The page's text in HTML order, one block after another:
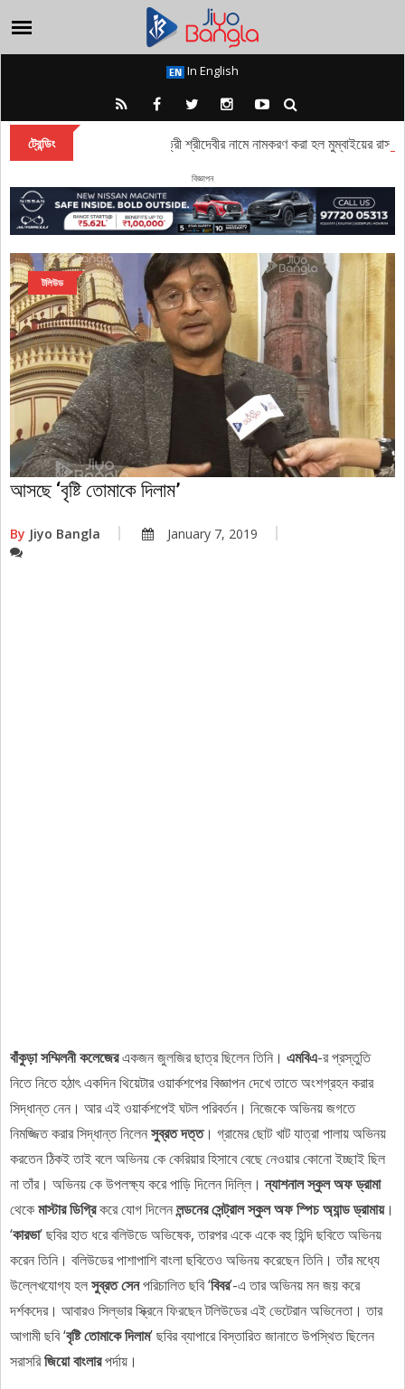
In English
ট্রেন্ডিং
প্রয়াত বলিউড অভিনেত্রী শ্রীদেবীর নামে নামকরণ করা হল মুম্বাইয়ের রাস্তা
বিজ্ঞাপন
টলিউড
আসছে ‘বৃষ্টি তোমাকে দিলাম’
By Jiyo Bangla January 7, 2019
বাঁকুড়া সম্মিলনী কলেজেরএকজন জুলজির ছাত্র ছিলেন তিনি। এমবিএ-র প্রস্তুতি
নিতে নিতে হঠাৎ একদিন থিয়েটার ওয়ার্কশপের বিজ্ঞাপন দেখে তাতে অংশগ্রহন করার
সিদ্ধান্ত নেন। আর এই ওয়ার্কশপেই ঘটল পরিবর্তন। নিজেকে অভিনয় জগতে
নিমজ্জিত করার সিদ্ধান্ত নিলেনসুব্রত দত্ত। গ্রামের ছোট খাট যাত্রা পালায় অভিনয়
করতেন ঠিকই তাই বলে অভিনয় কে কেরিয়ার হিসাবে বেছে নেওয়ার কোনো ইচ্ছাই ছিল
না তাঁর। অভিনয় কে উপলক্ষ্য করে পাড়ি দিলেন দিল্লি।ন্যাশনাল স্কুল অফ ড্রামা
থেকেমাস্টার ডিগ্রিকরে যোগ দিলেনলন্ডনেরসেন্ট্রাল স্কুল অফ স্পিচ অ্যান্ড ড্রামায়।
‘কারভা’ ছবির হাত ধরে বলিউডে অভিষেক, তারপর একে একে বহু হিন্দি ছবিতে অভিনয়
করেন তিনি। বলিউডের পাশাপাশি বাংলা ছবিতেও অভিনয় করেছেন তিনি। তাঁর মধ্যে
উল্লেখযোগ্য হলসুব্রত সেনপরিচালিত ছবি ‘বিবর’-এ তার অভিনয় মন জয় করে
দর্শকদের। আবারও সিল্ভার স্ক্রিনে ফিরছেন টলিউডের এই ভেটেরান অভিনেতা। তার
আগামী ছবি ‘বৃষ্টি তোমাকে দিলাম’ ছবির ব্যাপারে বিস্তারিত জানাতে উপস্থিত ছিলেন
সরাসরিজিয়ো বাংলারপর্দায়।